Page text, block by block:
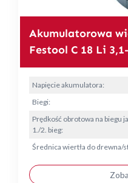
Akumulatorowa
Festool C 18 Li
Napięcie akumulatora:
Biegi:
Prędkość obrotowa na biegu
1./2. bieg:
Średnica wiertła do drewna/